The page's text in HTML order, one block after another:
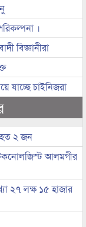
।
বিজ্ঞানীরা
যাচ্ছে চাইনিজরা
২ জন
আলমগীর
২৭ লক্ষ ১৫ হাজার